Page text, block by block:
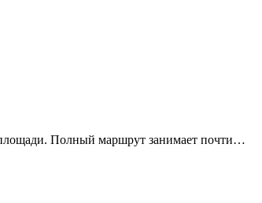
Полный маршрут занимает почти…